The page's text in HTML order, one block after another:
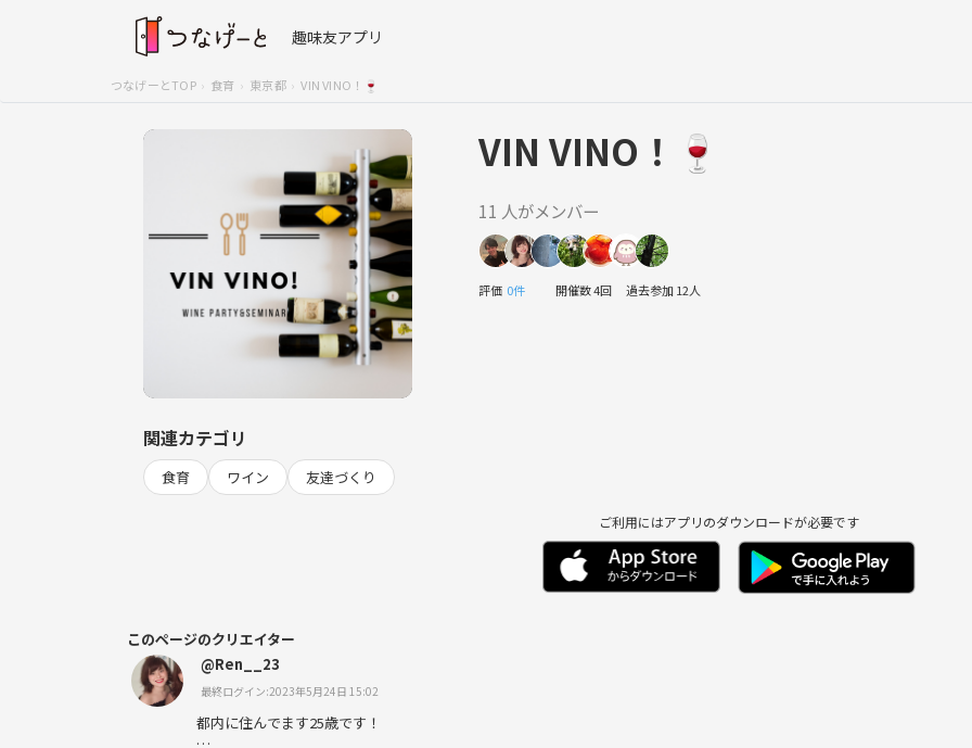
趣味友アプリ
つなげーとTOP 食育 東京都 VIN VINO！🍷
VIN VINO！🍷
11 人がメンバー
評価 0件 開催数 4回 過去参加 12人
関連カテゴリ
食育 ワイン 友達づくり
ご利用にはアプリのダウンロードが必要です
このページのクリエイター
@Ren__23
最終ログイン:2023年5月24日 15:02
都内に住んでます25歳です！